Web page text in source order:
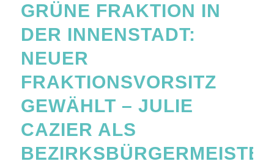
GRÜNE FRAKTION IN
DER INNENSTADT:
NEUER
FRAKTIONSVORSITZ
GEWÄHLT – JULIE
CAZIER ALS